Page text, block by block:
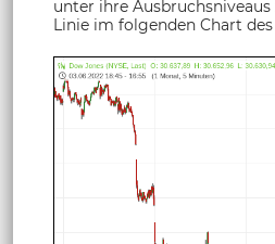
unter ihre
Linie im folgenden Chart